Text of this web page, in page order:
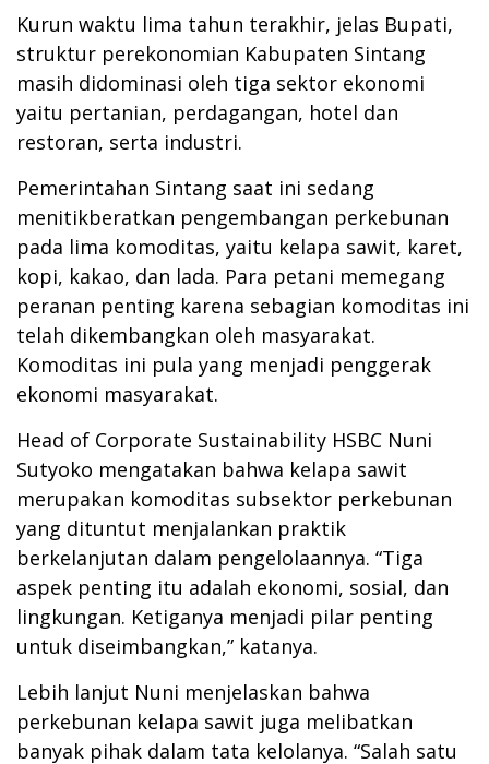
Kurun waktu lima tahun terakhir, jelas Bupati,
struktur perekonomian Kabupaten Sintang
masih didominasi oleh tiga sektor ekonomi
yaitu pertanian, perdagangan, hotel dan
restoran, serta industri.
Pemerintahan Sintang saat ini sedang
menitikberatkan pengembangan perkebunan
pada lima komoditas, yaitu kelapa sawit, karet,
kopi, kakao, dan lada. Para petani memegang
peranan penting karena sebagian komoditas ini
telah dikembangkan oleh masyarakat.
Komoditas ini pula yang menjadi penggerak
ekonomi masyarakat.
Head of Corporate Sustainability HSBC Nuni
Sutyoko mengatakan bahwa kelapa sawit
merupakan komoditas subsektor perkebunan
yang dituntut menjalankan praktik
berkelanjutan dalam pengelolaannya. “Tiga
aspek penting itu adalah ekonomi, sosial, dan
lingkungan. Ketiganya menjadi pilar penting
untuk diseimbangkan,” katanya.
Lebih lanjut Nuni menjelaskan bahwa
perkebunan kelapa sawit juga melibatkan
banyak pihak dalam tata kelolanya. “Salah satu